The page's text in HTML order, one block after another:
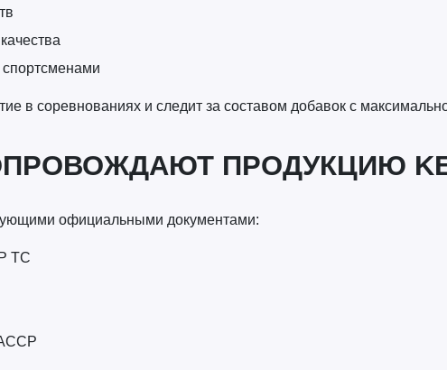
в соревнованиях и следит за составом добавок с
ПРОДУКЦИЮ
официальными документами:
ТС